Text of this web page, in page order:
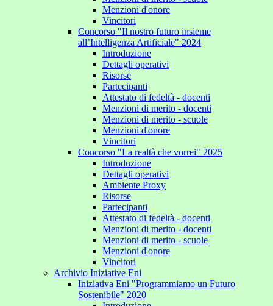
Menzioni d'onore
Vincitori
Concorso "Il nostro futuro insieme
all’Intelligenza Artificiale" 2024
Introduzione
Dettagli operativi
Risorse
Partecipanti
Attestato di fedeltà - docenti
Menzioni di merito - docenti
Menzioni di merito - scuole
Menzioni d'onore
Vincitori
Concorso "La realtà che vorrei" 2025
Introduzione
Dettagli operativi
Ambiente Proxy
Risorse
Partecipanti
Attestato di fedeltà - docenti
Menzioni di merito - docenti
Menzioni di merito - scuole
Menzioni d'onore
Vincitori
Archivio Iniziative Eni
Iniziativa Eni "Programmiamo un Futuro
Sostenibile" 2020